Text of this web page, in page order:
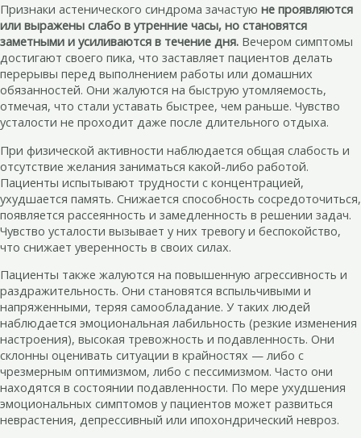
Признаки астенического синдрома зачастую не проявляются
или выражены слабо в утренние часы, но становятся
заметными и усиливаются в течение дня. Вечером симптомы
достигают своего пика, что заставляет пациентов делать
перерывы перед выполнением работы или домашних
обязанностей. Они жалуются на быструю утомляемость,
отмечая, что стали уставать быстрее, чем раньше. Чувство
усталости не проходит даже после длительного отдыха.
При физической активности наблюдается общая слабость и
отсутствие желания заниматься какой-либо работой.
Пациенты испытывают трудности с концентрацией,
ухудшается память. Снижается способность сосредоточиться,
появляется рассеянность и замедленность в решении задач.
Чувство усталости вызывает у них тревогу и беспокойство,
что снижает уверенность в своих силах.
Пациенты также жалуются на повышенную агрессивность и
раздражительность. Они становятся вспыльчивыми и
напряженными, теряя самообладание. У таких людей
наблюдается эмоциональная лабильность (резкие изменения
настроения), высокая тревожность и подавленность. Они
склонны оценивать ситуации в крайностях — либо с
чрезмерным оптимизмом, либо с пессимизмом. Часто они
находятся в состоянии подавленности. По мере ухудшения
эмоциональных симптомов у пациентов может развиться
неврастения, депрессивный или ипохондрический невроз.